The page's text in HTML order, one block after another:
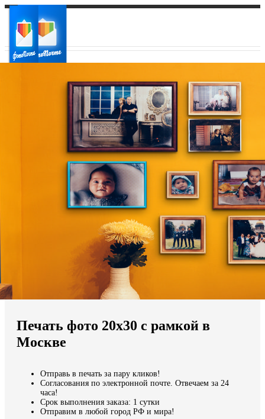
Ваш регион доставки
Выберите из списка:
Мы доставляем по всему миру
Продолжить без города
Печать фото 20х30 с рамкой в
Москве
Отправь в печать за пару кликов!
Согласования по электронной почте. Отвечаем за 24
часа!
Срок выполнения заказа: 1 сутки
Отправим в любой город РФ и мира!